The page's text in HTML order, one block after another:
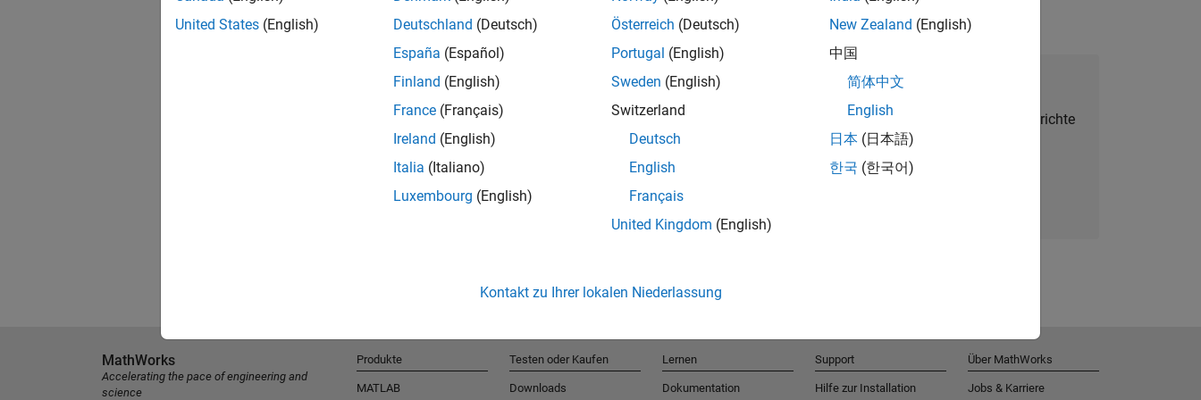
Talent Network beitreten
Erhalten Sie personalisierte Stellenangebote, Berichte
und Unternehmensneuigkeiten.
United States (English)
Deutschland (Deutsch)
España (Español)
Finland (English)
France (Français)
Ireland (English)
Italia (Italiano)
Luxembourg (English)
Österreich (Deutsch)
Portugal (English)
Sweden (English)
Switzerland
Deutsch
English
Français
United Kingdom (English)
New Zealand (English)
中国
简体中文
English
日本 (日本語)
한국 (한국어)
Kontakt zu Ihrer lokalen Niederlassung
MathWorks
Accelerating the pace of engineering and
science
Produkte
MATLAB
Testen oder Kaufen
Downloads
Lernen
Dokumentation
Support
Hilfe zur Installation
Über MathWorks
Jobs & Karriere